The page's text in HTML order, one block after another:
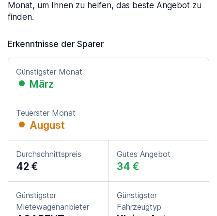
Monat, um Ihnen zu helfen, das beste Angebot zu
finden.
Erkenntnisse der Sparer
Günstigster Monat
März
Teuerster Monat
August
Durchschnittspreis
42 €
Gutes Angebot
34 €
Günstigster
Mietewagenanbieter
Günstigster
Fahrzeugtyp